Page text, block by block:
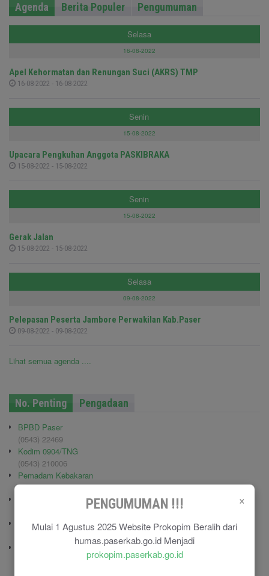
×
PENGUMUMAN !!!
Mulai 1 Agustus 2025 Website Prokopim Beralih dari
humas.paserkab.go.id Menjadi
prokopim.paserkab.go.id
Agenda Berita Populer Pengumuman
Selasa
16-08-2022
Apel Kehormatan dan Renungan Suci (AKRS) TMP
16-08-2022 - 16-08-2022
Senin
15-08-2022
Upacara Pengkuhan Anggota PASKIBRAKA
15-08-2022 - 15-08-2022
Senin
15-08-2022
Gerak Jalan
15-08-2022 - 15-08-2022
Selasa
09-08-2022
Pelepasan Peserta Jambore Perwakilan Kab.Paser
09-08-2022 - 09-08-2022
Lihat semua agenda ....
No. Penting Pengadaan
BPBD Paser
(0543) 22469
Kodim 0904/TNG
(0543) 210006
Pemadam Kebakaran
(0543) 21113
Polisi Pamong Praja (Satpol PP)
Polres Paser
RSU Panglima Sebaya